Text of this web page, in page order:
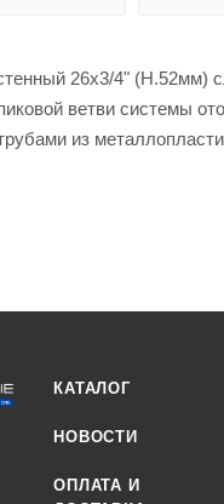
26х3/4" (Н.52мм)
ветви системы
из
КАТАЛОГ
НОВОСТИ
ОПЛАТА И